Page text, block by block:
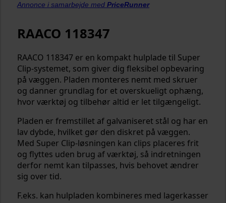
Annonce i samarbejde med PriceRunner
RAACO 118347
RAACO 118347 er en kompakt hulplade til Super
Clip-systemet, som giver dig fleksibel opbevaring
på væggen. Pladen monteres nemt med skruer
og danner grundlag for et overskueligt ophæng,
hvor værktøj og tilbehør altid er let tilgængeligt.
Pladen er fremstillet af galvaniseret stål og har en
lav dybde, hvilket gør den diskret på væggen.
Med Super Clip-løsningen kan clips placeres frit
og flyttes uden brug af værktøj, så indretningen
derfor nemt kan tilpasses, hvis behovet ændrer
sig over tid.
F.eks. kan hulpladen kombineres med lagerkasser